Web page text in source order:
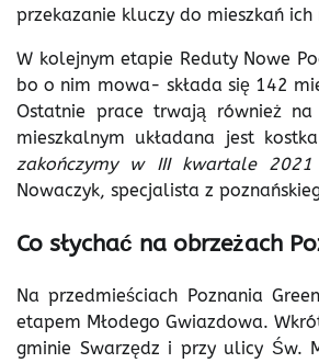
przekazanie kluczy do mieszkań
W kolejnym etapie Reduty Nowe
bo o nim mowa- składa się 142
Ostatnie prace trwają również na
mieszkalnym układana jest
zakończymy w III kwartale
Nowaczyk, specjalista z
Co słychać na obrzeżach
Na przedmieściach Poznania
etapem Młodego Gwiazdowa.
gminie Swarzędz i przy ulicy Św.